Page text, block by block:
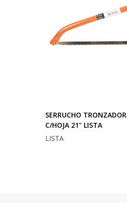
SERRUCHO TRONZADOR
C/HOJA 21" LISTA
LISTA